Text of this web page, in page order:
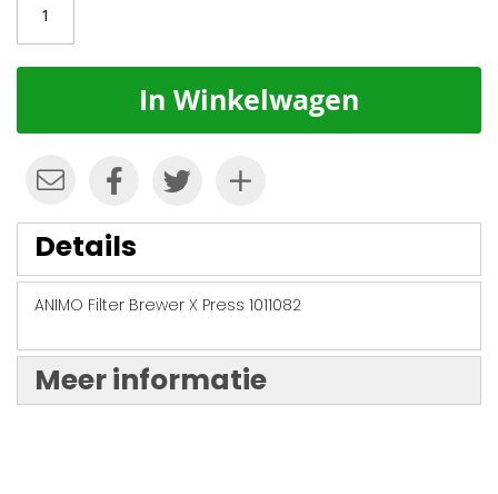
In Winkelwagen
Details
ANIMO Filter Brewer X Press 1011082
Meer informatie